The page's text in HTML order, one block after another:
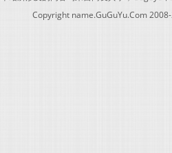
Copyright name.GuGuYu.Com